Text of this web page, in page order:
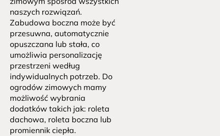
naszych rozwiązań.
Zabudowa boczna może być
przesuwna, automatycznie
opuszczana lub stała, co
umożliwia personalizację
przestrzeni według
indywidualnych potrzeb. Do
ogrodów zimowych mamy
możliwość wybrania
dodatków takich jak: roleta
dachowa, roleta boczna lub
promiennik ciepła.